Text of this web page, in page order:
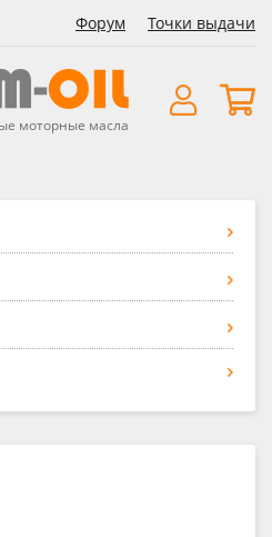
Форум Точки выдачи
моторные масла